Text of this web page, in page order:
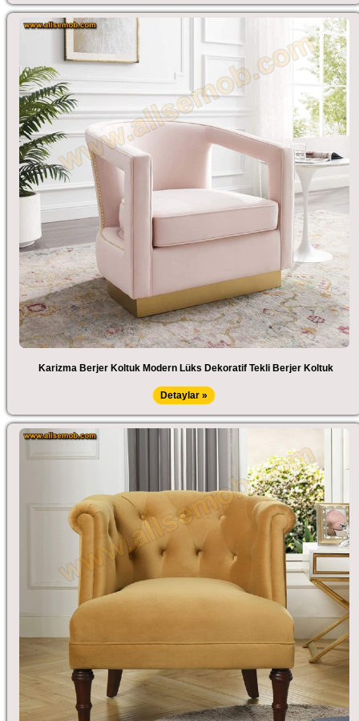
Karizma Berjer Koltuk Modern Lüks Dekoratif Tekli Berjer Koltuk
Detaylar »